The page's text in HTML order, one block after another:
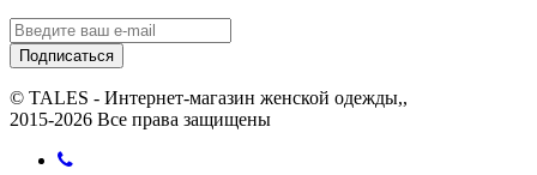
Подписаться
© TALES - Интернет-магазин женской одежды,,
2015-2026 Все права защищены